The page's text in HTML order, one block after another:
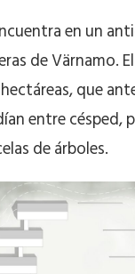
en un
de Värnamo.
que
entre césped,
de árboles.